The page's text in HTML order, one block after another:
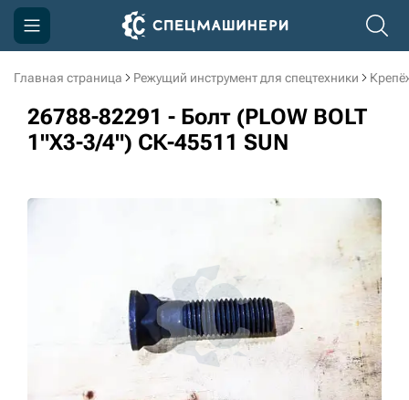
Главная страница Режущий инструмент для спецтехники
26788-82291 - Болт (PLOW BOLT
1"X3-3/4") СК-45511 SUN
Компания
Акции
Информация
3D тур по складам
sksale@skdst.ru